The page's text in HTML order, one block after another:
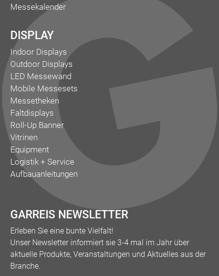
Messekalender
DISPLAY
Indoor Displays
Outdoor Displays
LED Messewand
Mobile Messesets
Messetheken
Faltdisplays
Roll-Up Banner
Vitrinen
Equipment
Logistik + Service
Aufbauanleitungen
GARREIS NEWSLETTER
Erleben Sie eine bunte Vielfalt!
Unser Newsletter informiert sie 3-4 mal im Jahr über
aktuelle Produkte, Veranstaltungen und Aktuelles aus der
Branche.